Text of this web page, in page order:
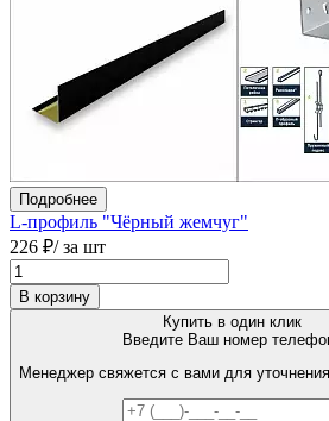
Подробнее
L-профиль "Чёрный жемчуг"
226 ₽/ за шт
В корзину
Купить в один клик
Введите Ваш номер
Менеджер свяжется с вами для